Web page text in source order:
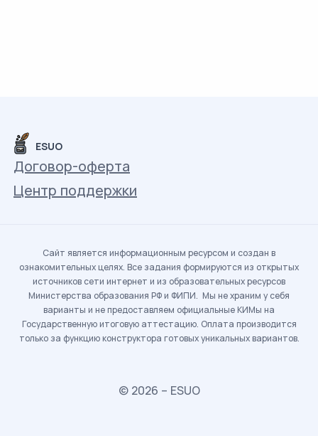
ESUO
Договор-оферта
Центр поддержки
Сайт является информационным ресурсом и создан в
ознакомительных целях. Все задания формируются из открытых
источников сети интернет и из образовательных ресурсов
Министерства образования РФ и ФИПИ. Мы не храним у себя
варианты и не предоставляем официальные КИМы на
Государственную итоговую аттестацию. Оплата производится
только за функцию конструктора готовых уникальных вариантов.
© 2026 – ESUO